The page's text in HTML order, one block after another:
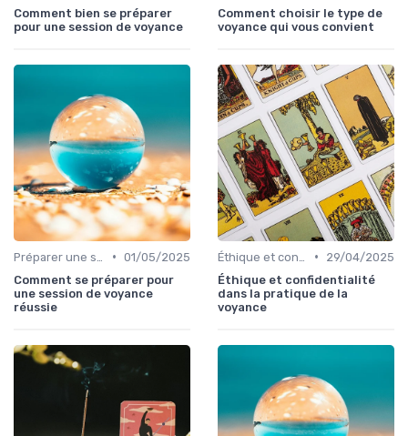
Comment bien se préparer
pour une session de voyance
Comment choisir le type de
voyance qui vous convient
• 01/05/2025
Comment se préparer pour
une session de voyance
réussie
•
29/04/2025
Éthique et confidentialité
dans la pratique de la
voyance